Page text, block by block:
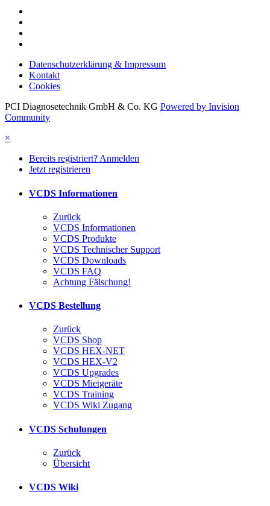
Datenschutzerklärung & Impressum
Kontakt
Cookies
PCI Diagnosetechnik GmbH & Co. KG Powered by Invision
Community
×
Bereits registriert? Anmelden
Jetzt registrieren
VCDS Informationen
Zurück
VCDS Informationen
VCDS Produkte
VCDS Technischer Support
VCDS Downloads
VCDS FAQ
Achtung Fälschung!
VCDS Bestellung
Zurück
VCDS Shop
VCDS HEX-NET
VCDS HEX-V2
VCDS Upgrades
VCDS Mietgeräte
VCDS Training
VCDS Wiki Zugang
VCDS Schulungen
Zurück
Übersicht
VCDS Wiki